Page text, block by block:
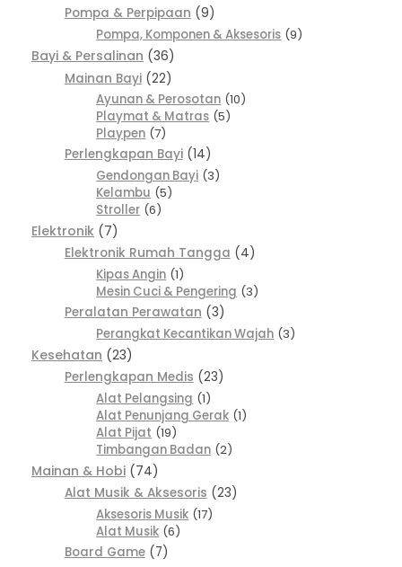
Pompa & Perpipaan
9
Pompa, Komponen & Aksesoris 9
Bayi & Persalinan 36
Mainan Bayi 22
Ayunan & Perosotan 10
Playmat & Matras 5
Playpen 7
Perlengkapan Bayi 14
Gendongan Bayi 3
Kelambu 5
Stroller 6
Elektronik 7
Elektronik Rumah Tangga
4
Kipas Angin 1
Mesin Cuci & Pengering 3
Peralatan Perawatan
3
Perangkat Kecantikan Wajah 3
Kesehatan 23
Perlengkapan Medis
23
Alat Pelangsing 1
Alat Penunjang Gerak 1
Alat Pijat 19
Timbangan Badan 2
Mainan & Hobi 74
Alat Musik & Aksesoris
23
Aksesoris Musik 17
Alat Musik 6
Board Game
7